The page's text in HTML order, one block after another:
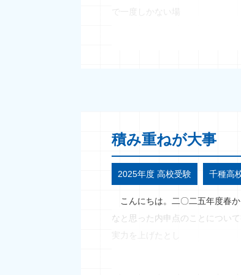
で一度しかない場
積み重ねが大事
2025年度 高校受験 千種高
こんにちは。二〇二五年度春
なと思った内申点のことについ
実力を上げたとし